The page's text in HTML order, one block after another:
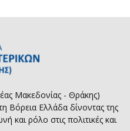
Μακεδονίας - Θράκης)
Βόρεια Ελλάδα δίνοντας της
και ρόλο στις πολιτικές και